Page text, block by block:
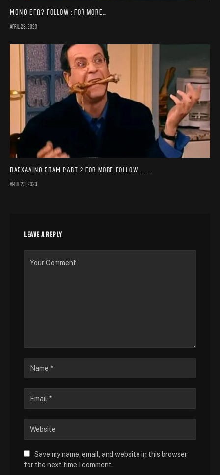
Μονο εγω? FOLLOW : for more…
April 23, 2023
Πασχαλινό σπαμ part 2 For more follow . . ….
April 23, 2023
LEAVE A REPLY
Save my name, email, and website in this browser
for the next time I comment.